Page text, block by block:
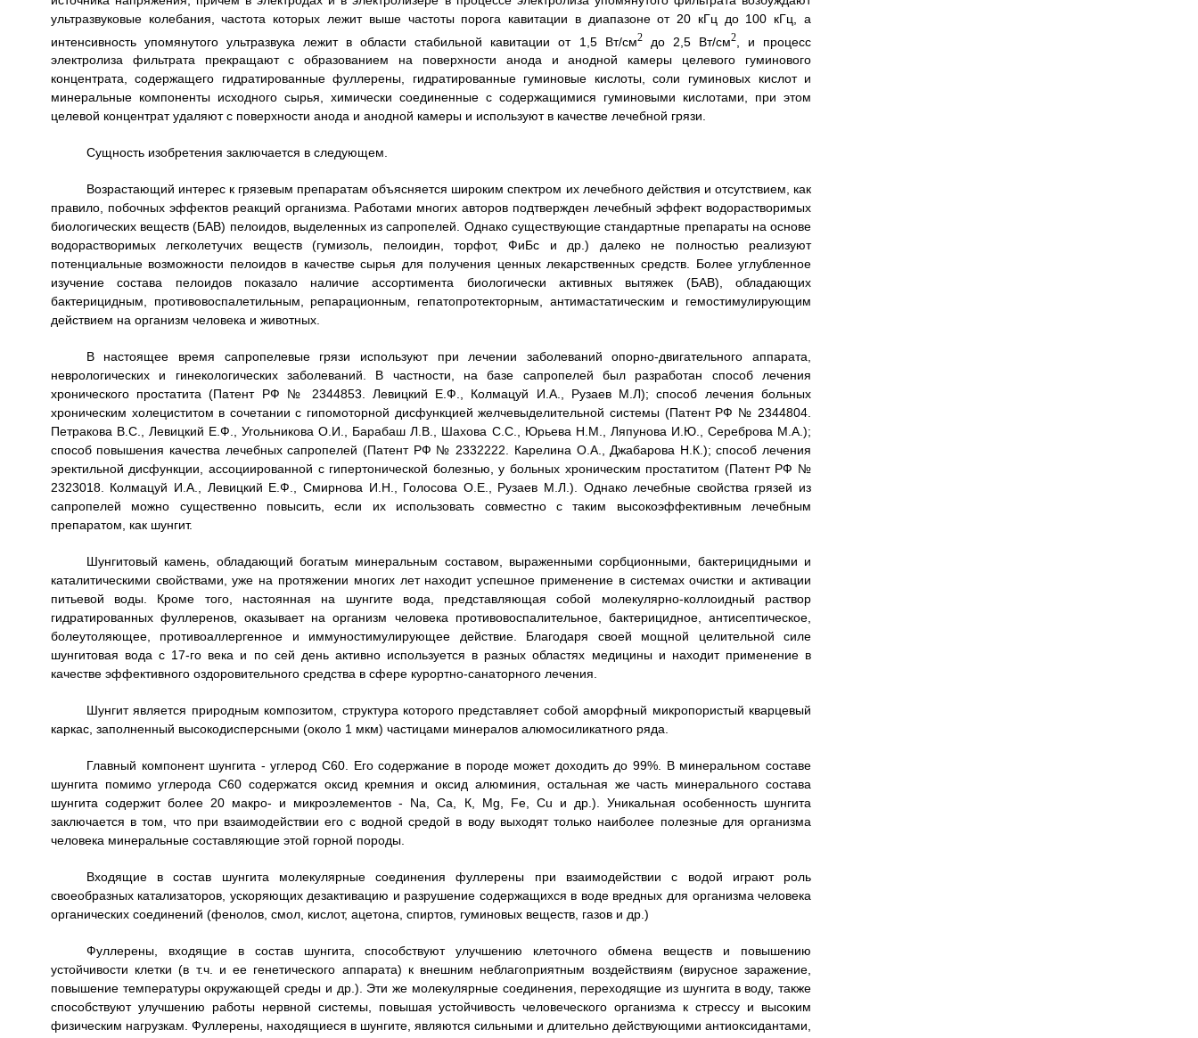
ультразвуковые колебания, частота которых лежит выше частоты порога кавитации в диапазоне от 20 кГц до 100 кГц, а
интенсивность упомянутого ультразвука лежит в области стабильной кавитации от 1,5 Вт/см2до 2,5 Вт/см2, и процесс
электролиза фильтрата прекращают с образованием на поверхности анода и анодной камеры целевого гуминового
концентрата, содержащего гидратированные фуллерены, гидратированные гуминовые кислоты, соли гуминовых кислот и
минеральные компоненты исходного сырья, химически соединенные с содержащимися гуминовыми кислотами, при этом
целевой концентрат удаляют с поверхности анода и анодной камеры и используют в качестве лечебной грязи.
Сущность изобретения заключается в следующем.
Возрастающий интерес к грязевым препаратам объясняется широким спектром их лечебного действия и отсутствием, как
правило, побочных эффектов реакций организма. Работами многих авторов подтвержден лечебный эффект водорастворимых
биологических веществ (БАВ) пелоидов, выделенных из сапропелей. Однако существующие стандартные препараты на основе
водорастворимых легколетучих веществ (гумизоль, пелоидин, торфот, ФиБс и др.) далеко не полностью реализуют
потенциальные возможности пелоидов в качестве сырья для получения ценных лекарственных средств. Более углубленное
изучение состава пелоидов показало наличие ассортимента биологически активных вытяжек (БАВ), обладающих
бактерицидным, противовоспалетильным, репарационным, гепатопротекторным, антимастатическим и гемостимулирующим
действием на организм человека и животных.
В настоящее время сапропелевые грязи используют при лечении заболеваний опорно-двигательного аппарата,
неврологических и гинекологических заболеваний. В частности, на базе сапропелей был разработан способ лечения
хронического простатита (Патент РФ № 2344853. Левицкий Е.Ф., Колмацуй И.А., Рузаев М.Л); способ лечения больных
хроническим холециститом в сочетании с гипомоторной дисфункцией желчевыделительной системы (Патент РФ № 2344804.
Петракова B.C., Левицкий Е.Ф., Угольникова О.И., Барабаш Л.В., Шахова С.С., Юрьева Н.М., Ляпунова И.Ю., Сереброва М.А.);
способ повышения качества лечебных сапропелей (Патент РФ № 2332222. Карелина О.А., Джабарова Н.К.); способ лечения
эректильной дисфункции, ассоциированной с гипертонической болезнью, у больных хроническим простатитом (Патент РФ №
2323018. Колмацуй И.А., Левицкий Е.Ф., Смирнова И.Н., Голосова О.Е., Рузаев М.Л.). Однако лечебные свойства грязей из
сапропелей можно существенно повысить, если их использовать совместно с таким высокоэффективным лечебным
препаратом, как шунгит.
Шунгитовый камень, обладающий богатым минеральным составом, выраженными сорбционными, бактерицидными и
каталитическими свойствами, уже на протяжении многих лет находит успешное применение в системах очистки и активации
питьевой воды. Кроме того, настоянная на шунгите вода, представляющая собой молекулярно-коллоидный раствор
гидратированных фуллеренов, оказывает на организм человека противовоспалительное, бактерицидное, антисептическое,
болеутоляющее, противоаллергенное и иммуностимулирующее действие. Благодаря своей мощной целительной силе
шунгитовая вода с 17-го века и по сей день активно используется в разных областях медицины и находит применение в
качестве эффективного оздоровительного средства в сфере курортно-санаторного лечения.
Шунгит является природным композитом, структура которого представляет собой аморфный микропористый кварцевый
каркас, заполненный высокодисперсными (около 1 мкм) частицами минералов алюмосиликатного ряда.
Главный компонент шунгита - углерод С60. Его содержание в породе может доходить до 99%. В минеральном составе
шунгита помимо углерода С60 содержатся оксид кремния и оксид алюминия, остальная же часть минерального состава
шунгита содержит более 20 макро- и микроэлементов - Na, Са, К, Mg, Fe, Cu и др.). Уникальная особенность шунгита
заключается в том, что при взаимодействии его с водной средой в воду выходят только наиболее полезные для организма
человека минеральные составляющие этой горной породы.
Входящие в состав шунгита молекулярные соединения фуллерены при взаимодействии с водой играют роль
своеобразных катализаторов, ускоряющих дезактивацию и разрушение содержащихся в воде вредных для организма человека
органических соединений (фенолов, смол, кислот, ацетона, спиртов, гуминовых веществ, газов и др.)
Фуллерены, входящие в состав шунгита, способствуют улучшению клеточного обмена веществ и повышению
устойчивости клетки (в т.ч. и ее генетического аппарата) к внешним неблагоприятным воздействиям (вирусное заражение,
повышение температуры окружающей среды и др.). Эти же молекулярные соединения, переходящие из шунгита в воду, также
способствуют улучшению работы нервной системы, повышая устойчивость человеческого организма к стрессу и высоким
физическим нагрузкам. Фуллерены, находящиеся в шунгите, являются сильными и длительно действующими антиоксидантами,